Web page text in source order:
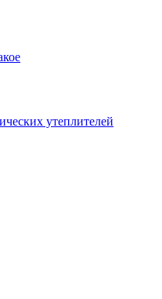
утеплителей